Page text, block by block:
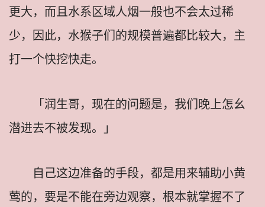
更大，而且水系区域人烟一般也不会太过稀
少，因此，水猴子们的规模普遍都比较大，主
打一个快挖快走。
「润生哥，现在的问题是，我们晚上怎幺
潜进去不被发现。」
自己这边准备的手段，都是用来辅助小黄
莺的，要是不能在旁边观察，根本就掌握不了